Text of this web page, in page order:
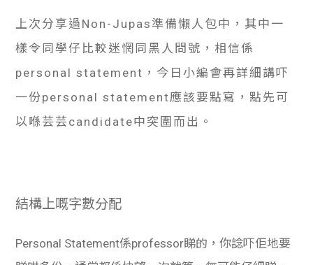
上次分享過Non-Jupas準備懶人包中，其中一
樣令同學仔比較迷惘同黑人問號，相信係
personal statement，今日小編會再詳細講吓
一份personal statement應該要點寫，點先可
以喺芸芸candidate中突圍而出。
結構上嘅字數分配
Personal Statement係professor睇的，你諗吓佢地要